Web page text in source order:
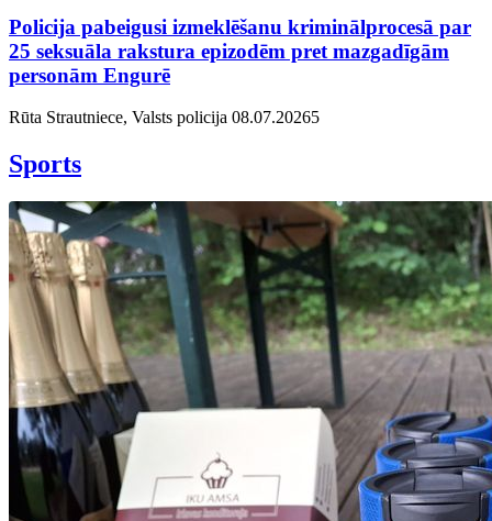
Policija pabeigusi izmeklēšanu kriminālprocesā par
25 seksuāla rakstura epizodēm pret mazgadīgām
personām Engurē
Rūta Strautniece, Valsts policija 08.07.20265
Sports